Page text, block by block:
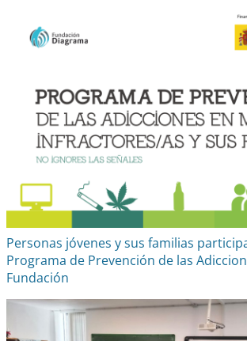
Personas jóvenes y sus familias
Programa de Prevención de las
Fundación